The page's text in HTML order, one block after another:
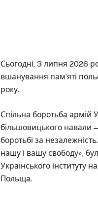
Сьогодні, 3 липня 2026
вшанування пам’яті
року.
Спільна боротьба армій
більшовицького навали —
боротьбі за
нашу і вашу свободу»,
Українського інституту
Польща.